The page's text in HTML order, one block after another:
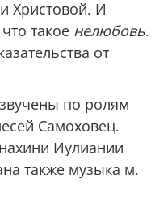
Христовой. И
такое нелюбовь.
от
по ролям
Самоховец.
Иулиании
также музыка м.